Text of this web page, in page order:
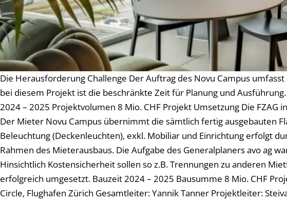
Die Herausforderung Challenge Der Auftrag des Novu Campus
bei diesem Projekt ist die beschränkte Zeit für Planung und
2024 – 2025 Projektvolumen 8 Mio. CHF Projekt Umsetzung Die
Der Mieter Novu Campus übernimmt die sämtlich fertig ausgebauten
Beleuchtung (Deckenleuchten), exkl. Mobiliar und Einrichtung erfolgt
Rahmen des Mieterausbaus. Die Aufgabe des Generalplaners avo ag
Hinsichtlich Kostensicherheit sollen so z.B. Trennungen zu anderen
erfolgreich umgesetzt. Bauzeit 2024 – 2025 Bausumme 8 Mio. CHF
Circle, Flughafen Zürich Gesamtleiter: Yannik Tanner Projektleiter: